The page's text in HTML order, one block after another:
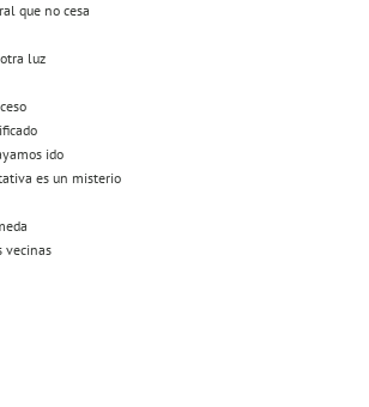
que no cesa
luz
ido
es un misterio
vecinas